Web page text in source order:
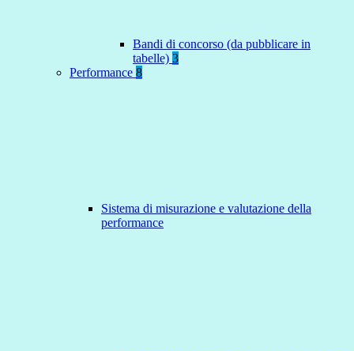
Bandi di concorso (da pubblicare in
tabelle) 3
Performance 8
Sistema di misurazione e valutazione della
performance